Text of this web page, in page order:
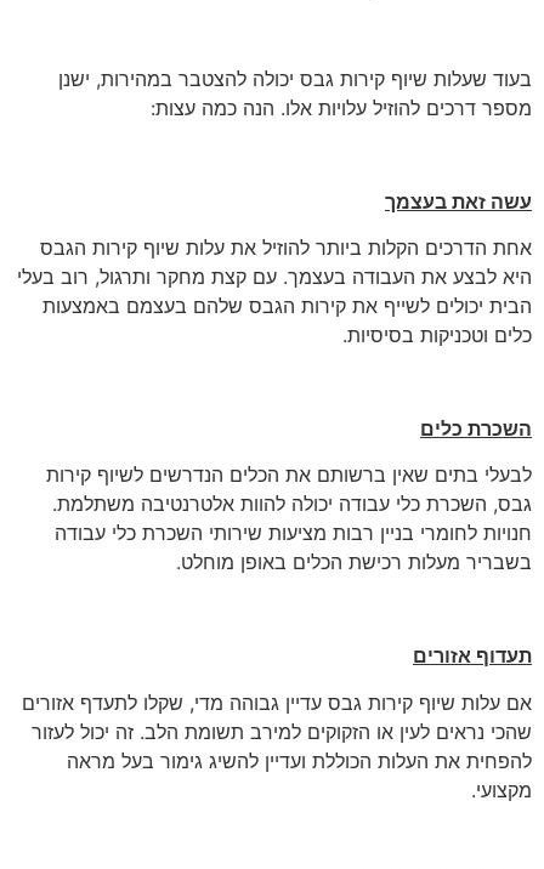
בעוד שעלות שיוף קירות גבס יכולה להצטבר במהירות, ישנן
מספר דרכים להוזיל עלויות אלו. הנה כמה עצות:
עשה זאת בעצמך
אחת הדרכים הקלות ביותר להוזיל את עלות שיוף קירות הגבס
היא לבצע את העבודה בעצמך. עם קצת מחקר ותרגול, רוב בעלי
הבית יכולים לשייף את קירות הגבס שלהם בעצמם באמצעות
כלים וטכניקות בסיסיות.
השכרת כלים
לבעלי בתים שאין ברשותם את הכלים הנדרשים לשיוף קירות
גבס, השכרת כלי עבודה יכולה להוות אלטרנטיבה משתלמת.
חנויות לחומרי בניין רבות מציעות שירותי השכרת כלי עבודה
בשבריר מעלות רכישת הכלים באופן מוחלט.
תעדוף אזורים
אם עלות שיוף קירות גבס עדיין גבוהה מדי, שקלו לתעדף אזורים
שהכי נראים לעין או הזקוקים למירב תשומת הלב. זה יכול לעזור
להפחית את העלות הכוללת ועדיין להשיג גימור בעל מראה
מקצועי.